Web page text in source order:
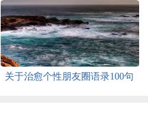
关于治愈个性朋友圈语录100句